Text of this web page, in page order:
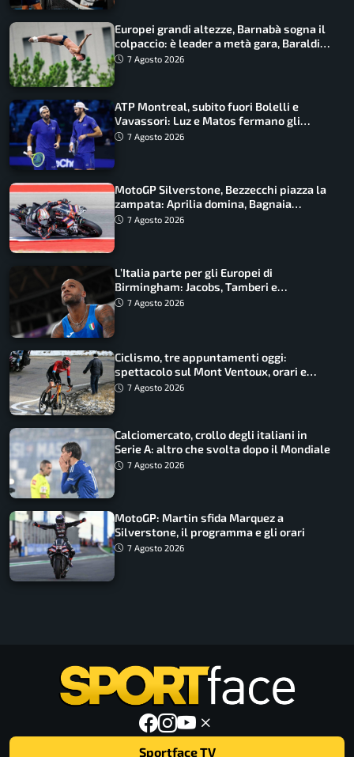
Europei grandi altezze, Barnabà sogna il
colpaccio: è leader a metà gara, Baraldi
ancora in corsa
7 Agosto 2026
ATP Montreal, subito fuori Bolelli e
Vavassori: Luz e Matos fermano gli
azzurri
7 Agosto 2026
MotoGP Silverstone, Bezzecchi piazza la
zampata: Aprilia domina, Bagnaia
costretto al Q1
7 Agosto 2026
L’Italia parte per gli Europei di
Birmingham: Jacobs, Tamberi e
Battocletti guidano una spedizione
7 Agosto 2026
Ciclismo, tre appuntamenti oggi:
spettacolo sul Mont Ventoux, orari e
come vederli
7 Agosto 2026
Calciomercato, crollo degli italiani in
Serie A: altro che svolta dopo il Mondiale
7 Agosto 2026
MotoGP: Martin sfida Marquez a
Silverstone, il programma e gli orari
7 Agosto 2026
Sportface TV